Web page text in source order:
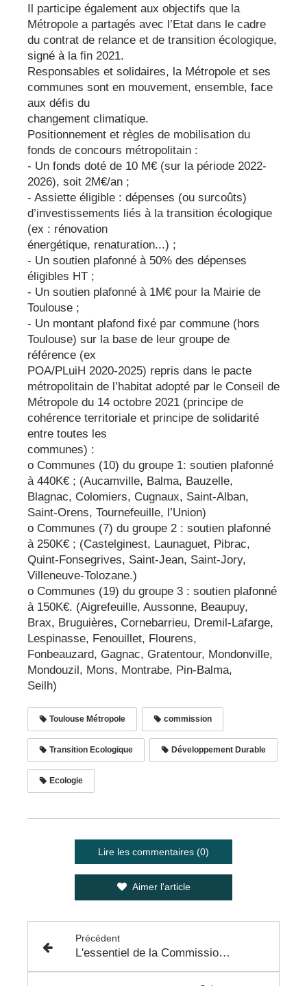
Il participe également aux objectifs que la
Métropole a partagés avec l’Etat dans le cadre
du contrat de relance et de transition écologique,
signé à la fin 2021.
Responsables et solidaires, la Métropole et ses
communes sont en mouvement, ensemble, face
aux défis du
changement climatique.
Positionnement et règles de mobilisation du
fonds de concours métropolitain :
- Un fonds doté de 10 M€ (sur la période 2022-
2026), soit 2M€/an ;
- Assiette éligible : dépenses (ou surcoûts)
d’investissements liés à la transition écologique
(ex : rénovation
énergétique, renaturation...) ;
- Un soutien plafonné à 50% des dépenses
éligibles HT ;
- Un soutien plafonné à 1M€ pour la Mairie de
Toulouse ;
- Un montant plafond fixé par commune (hors
Toulouse) sur la base de leur groupe de
référence (ex
POA/PLuiH 2020-2025) repris dans le pacte
métropolitain de l’habitat adopté par le Conseil de
Métropole du 14 octobre 2021 (principe de
cohérence territoriale et principe de solidarité
entre toutes les
communes) :
o Communes (10) du groupe 1: soutien plafonné
à 440K€ ; (Aucamville, Balma, Bauzelle,
Blagnac, Colomiers, Cugnaux, Saint-Alban,
Saint-Orens, Tournefeuille, l’Union)
o Communes (7) du groupe 2 : soutien plafonné
à 250K€ ; (Castelginest, Launaguet, Pibrac,
Quint-Fonsegrives, Saint-Jean, Saint-Jory,
Villeneuve-Tolozane.)
o Communes (19) du groupe 3 : soutien plafonné
à 150K€. (Aigrefeuille, Aussonne, Beaupuy,
Brax, Bruguières, Cornebarrieu, Dremil-Lafarge,
Lespinasse, Fenouillet, Flourens,
Fonbeauzard, Gagnac, Gratentour, Mondonville,
Mondouzil, Mons, Montrabe, Pin-Balma,
Seilh)
Toulouse Métropole commission
Transition Ecologique Développement Durable
Ecologie
Lire les commentaires (0)
Aimer l'article
Précédent
L'essentiel de la Commission Consultative du Bureau - 4 Octobre 2022